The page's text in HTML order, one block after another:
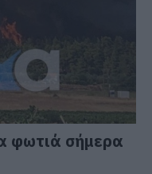
φωτιά σήμερα